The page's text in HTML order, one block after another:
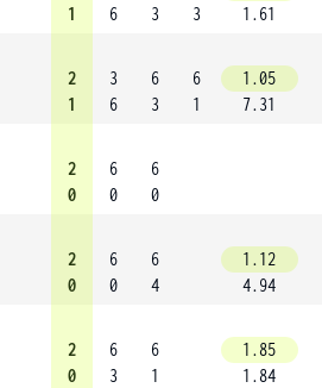
1
6
3
3
1.61
2
1
3
6
6
3
6
1
1.05
7.31
2
0
6
0
6
0
2
0
6
0
6
4
1.12
4.94
2
0
6
3
6
1
1.85
1.84